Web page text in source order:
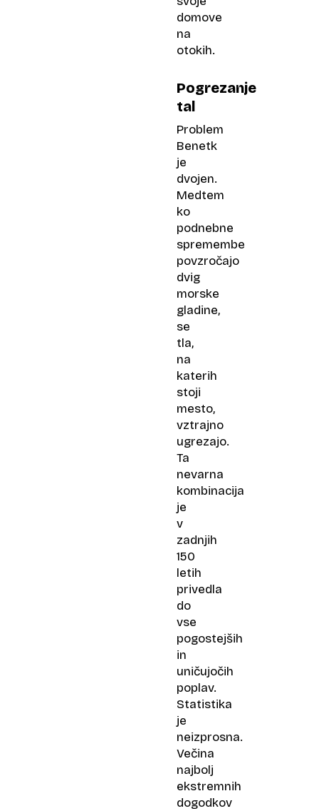
domove
na
otokih.
Pogrezanje
tal
Problem
Benetk
je
dvojen.
Medtem
ko
podnebne
spremembe
povzročajo
dvig
morske
gladine,
se
tla,
na
katerih
stoji
mesto,
vztrajno
ugrezajo.
Ta
nevarna
kombinacija
je
v
zadnjih
150
letih
privedla
do
vse
pogostejših
in
uničujočih
poplav.
Statistika
je
neizprosna.
Večina
najbolj
ekstremnih
dogodkov